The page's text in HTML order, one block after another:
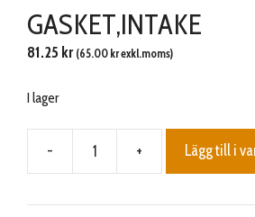
GASKET,INTAKE
81.25 kr (65.00 krexkl.moms)
I lager
-
GASKET,INTAKE
+ Lägg till i